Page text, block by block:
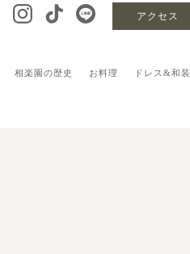
アクセス
相楽園の歴史 お料理 ドレス&和装